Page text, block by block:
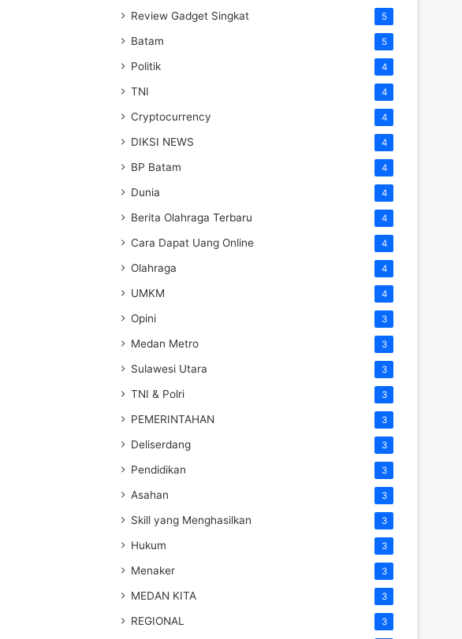
Review Gadget Singkat 5
Batam 5
Politik 4
TNI 4
Cryptocurrency 4
DIKSI NEWS 4
BP Batam 4
Dunia 4
Berita Olahraga Terbaru 4
Cara Dapat Uang Online 4
Olahraga 4
UMKM 4
Opini 3
Medan Metro 3
Sulawesi Utara 3
TNI & Polri 3
PEMERINTAHAN 3
Deliserdang 3
Pendidikan 3
Asahan 3
Skill yang Menghasilkan 3
Hukum 3
Menaker 3
MEDAN KITA 3
REGIONAL 3